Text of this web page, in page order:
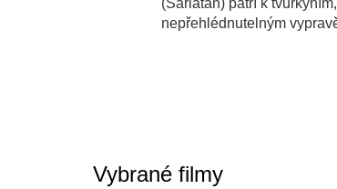
(Šarlatán) patří k
nepřehlédnutelným
Vybrané filmy